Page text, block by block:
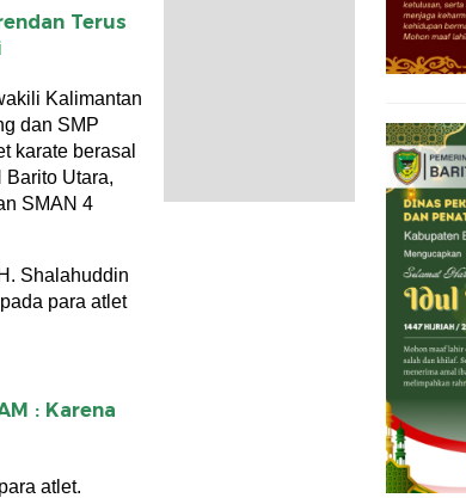
Terus
Kalimantan
dan SMP
karate berasal
Barito Utara,
SMAN 4
Shalahuddin
para atlet
: Karena
atlet.